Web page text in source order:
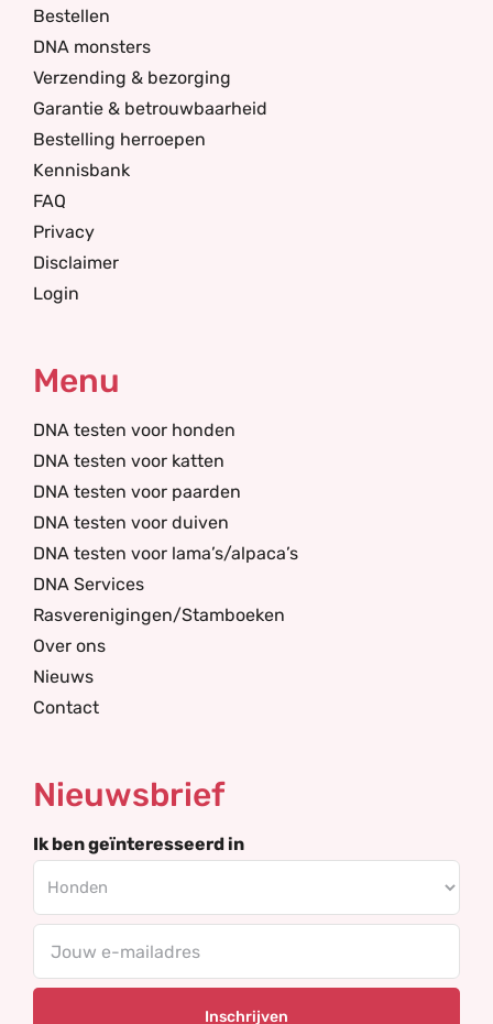
Bestellen
DNA monsters
Verzending & bezorging
Garantie & betrouwbaarheid
Bestelling herroepen
Kennisbank
FAQ
Privacy
Disclaimer
Login
Menu
DNA testen voor honden
DNA testen voor katten
DNA testen voor paarden
DNA testen voor duiven
DNA testen voor lama’s/alpaca’s
DNA Services
Rasverenigingen/Stamboeken
Over ons
Nieuws
Contact
Nieuwsbrief
Ik ben geïnteresseerd in